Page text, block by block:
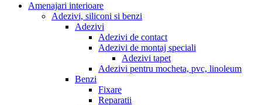
Amenajari interioare
Adezivi, siliconi si benzi
Adezivi
Adezivi de contact
Adezivi de montaj speciali
Adezivi tapet
Adezivi pentru mocheta, pvc, linoleum
Benzi
Fixare
Reparatii